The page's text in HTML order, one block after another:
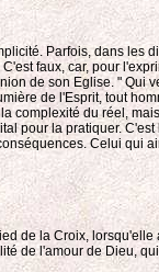
Parfois, dans
faux, car, pour
de son Eglise. " Qui
de l'Esprit, tout
du réel,
pour la pratiquer.
Celui qui
de la Croix,
de l'amour de Dieu,